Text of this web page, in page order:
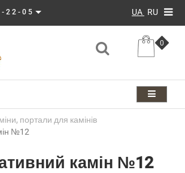
22-05 UA RU
0
портали для камінів
№12
камін №12